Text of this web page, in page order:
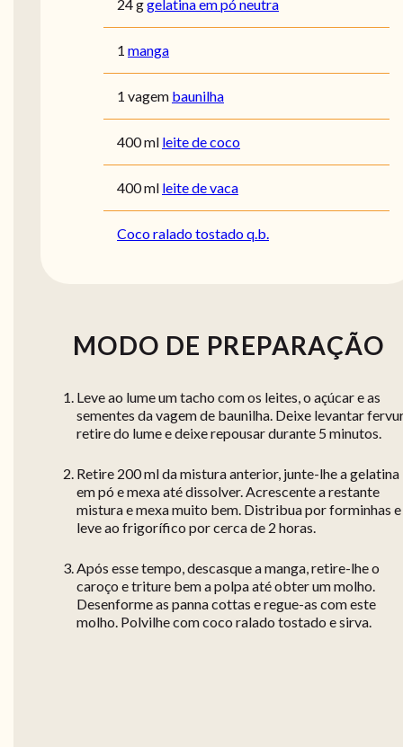
24 ggelatina em pó neutra
1 manga
1 vagem baunilha
400 ml leite de coco
400 ml leite de vaca
Coco ralado tostado q.b.
MODO DE PREPARAÇÃO
Leve ao lume um tacho com os leites, o açúcar e as
sementes da vagem de baunilha. Deixe levantar
retire do lume e deixe repousar durante 5 minutos.
Retire 200 ml da mistura anterior, junte-lhe a gelatina
em pó e mexa até dissolver. Acrescente a restante
mistura e mexa muito bem. Distribua por forminhas e
leve ao frigorífico por cerca de 2 horas.
Após esse tempo, descasque a manga, retire-lhe o
caroço e triture bem a polpa até obter um molho.
Desenforme as panna cottas e regue-as com este
molho. Polvilhe com coco ralado tostado e sirva.